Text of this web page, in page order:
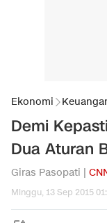
Ekonomi
Demi
Dua Aturan
Giras Pasopati |
Minggu, 13 Sep 2015